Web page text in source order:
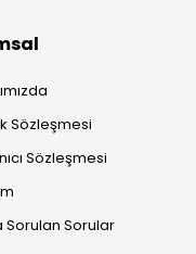
Sözleşmesi
Sözleşmesi
Sorulan Sorular